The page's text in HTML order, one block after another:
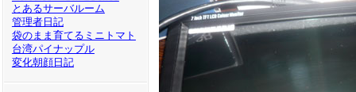
とあるサーバルーム
管理者日記
袋のまま育てるミニトマト
台湾パイナップル
変化朝顔日記